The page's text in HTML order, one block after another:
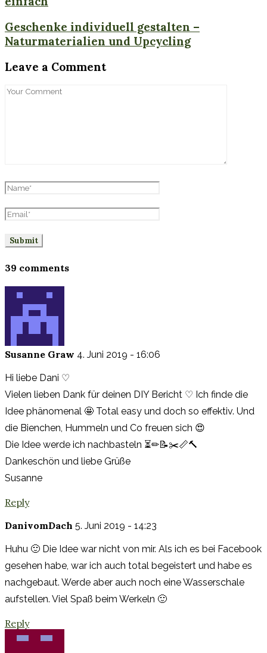
Geschenke individuell gestalten –
Naturmaterialien und Upcycling
Leave a Comment
39 comments
Susanne Graw 4. Juni 2019 - 16:06
Hi liebe Dani ♡
Vielen lieben Dank für deinen DIY Bericht ♡ Ich finde die
Idee phänomenal 🤩 Total easy und doch so effektiv. Und
die Bienchen, Hummeln und Co freuen sich 😍
Die Idee werde ich nachbasteln ⏳✏📝✂️📏🔨
Dankeschön und liebe Grüße
Susanne
Reply
DanivomDach 5. Juni 2019 - 14:23
Huhu 🙂 Die Idee war nicht von mir. Als ich es bei Facebook
gesehen habe, war ich auch total begeistert und habe es
nachgebaut. Werde aber auch noch eine Wasserschale
aufstellen. Viel Spaß beim Werkeln 🙂
Reply